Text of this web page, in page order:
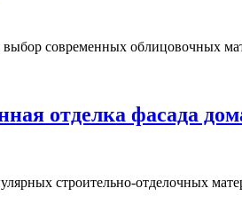
современных облицовочных
отделка фасада
строительно-отделочных